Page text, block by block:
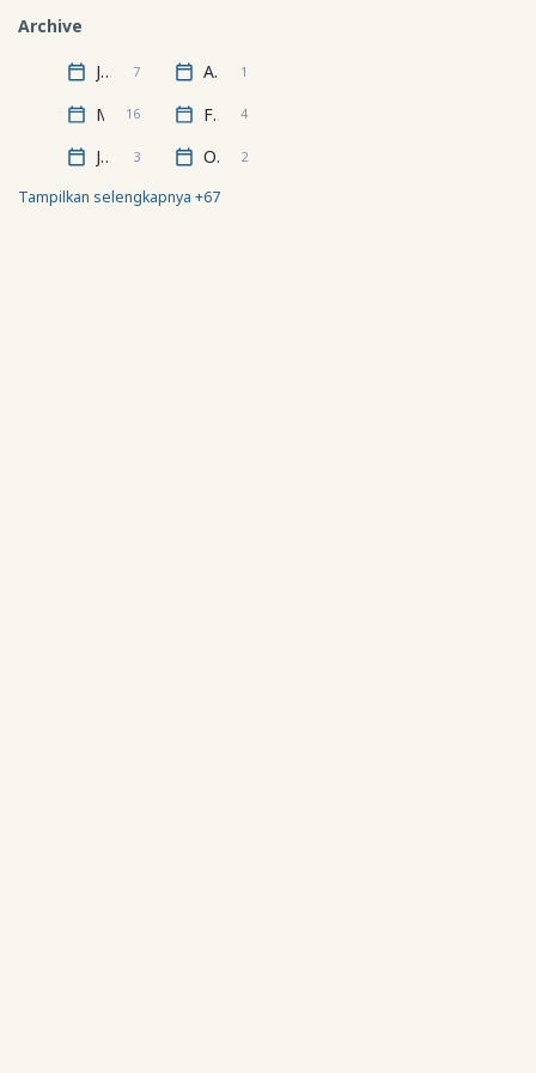
Archive
Juli 7 April 1
16 Februari 4
Januari 3 Oktober 2
Tampilkan selengkapnya +67